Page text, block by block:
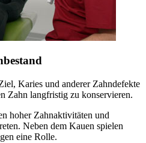
Karies und anderer Zahndefekte
Zahn langfristig zu konservieren.
hoher Zahnaktivitäten und
Neben dem Kauen spielen
eine Rolle.